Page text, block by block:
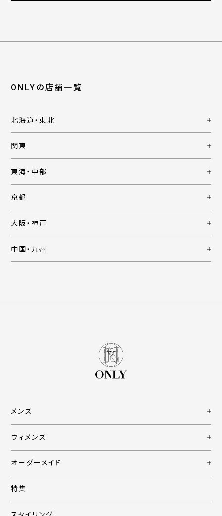
ONLYの店舗一覧
北海道・東北
関東
東海・中部
京都
大阪・神戸
中国・九州
メンズ
ウィメンズ
オーダーメイド
特集